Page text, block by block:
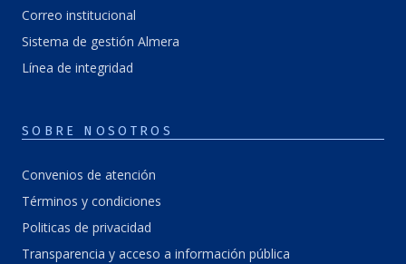
Correo institucional
Sistema de gestión Almera
Línea de integridad
SOBRE NOSOTROS
Convenios de atención
Términos y condiciones
Politicas de privacidad
Transparencia y acceso a información pública